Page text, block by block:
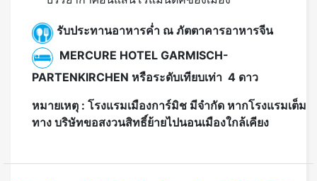
รับประทานอาหารค่ำ ณ ภัตตาคารอาหารจีน
MERCURE HOTEL GARMISCH-
PARTENKIRCHEN หรือระดับเทียบเท่า 4 ดาว
หมายเหตุ : โรงแรมเมืองการ์มิช มีจำกัด หากโรงแรมเต็ม
ทาง บริษัทขอสงวนสิทธิ์ย้ายไปนอนเมืองใกล้เคียง